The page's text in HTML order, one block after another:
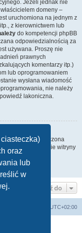
oraz
lub
w
Jeżeli jednak nie
domeny –
uruchomiona na jednym z
z kierownictwem lub
do kompetencji phpBB
odpowiedzialnością za
używana. Proszę nie
prawnych
komentarzy itp.)
lub oprogramowaniem
wysłana wiadomość
nie należy
lakoniczna.
ta jest włączona
nami”. Członkowie witryny
Przejdź do
UTC+02:00
© phpBB Limited